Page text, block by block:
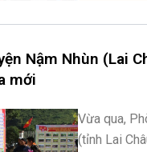
Nậm Nhùn (Lai
mới
Vừa qua,
(tỉnh Lai